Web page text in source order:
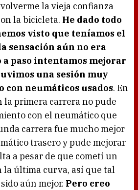
la vieja confianza
la bicicleta. He dado todo
visto que teníamos el
sensación aún no era
a paso intentamos mejorar
una sesión muy
con neumáticos usados. En
la primera carrera no pude
con el neumático que
carrera fue mucho mejor
trasero y pude mejorar
a pesar de que cometí un
la última curva, así que tal
aún mejor. Pero creo